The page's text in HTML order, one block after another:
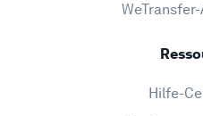
Hilfe-